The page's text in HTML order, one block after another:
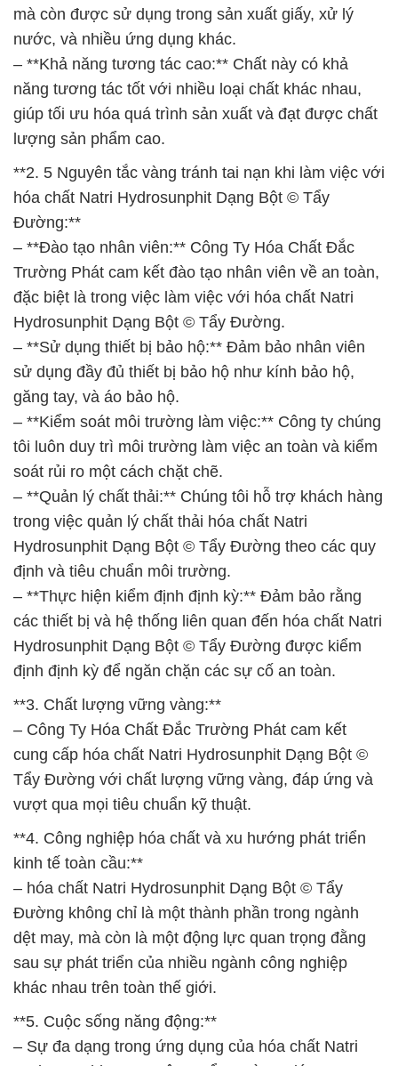
mà còn được sử dụng trong sản xuất giấy, xử lý
nước, và nhiều ứng dụng khác.
– **Khả năng tương tác cao:** Chất này có khả
năng tương tác tốt với nhiều loại chất khác nhau,
giúp tối ưu hóa quá trình sản xuất và đạt được chất
lượng sản phẩm cao.
**2. 5 Nguyên tắc vàng tránh tai nạn khi làm việc với
hóa chất Natri Hydrosunphit Dạng Bột © Tẩy
Đường:**
– **Đào tạo nhân viên:** Công Ty Hóa Chất Đắc
Trường Phát cam kết đào tạo nhân viên về an toàn,
đặc biệt là trong việc làm việc với hóa chất Natri
Hydrosunphit Dạng Bột © Tẩy Đường.
– **Sử dụng thiết bị bảo hộ:** Đảm bảo nhân viên
sử dụng đầy đủ thiết bị bảo hộ như kính bảo hộ,
găng tay, và áo bảo hộ.
– **Kiểm soát môi trường làm việc:** Công ty chúng
tôi luôn duy trì môi trường làm việc an toàn và kiểm
soát rủi ro một cách chặt chẽ.
– **Quản lý chất thải:** Chúng tôi hỗ trợ khách hàng
trong việc quản lý chất thải hóa chất Natri
Hydrosunphit Dạng Bột © Tẩy Đường theo các quy
định và tiêu chuẩn môi trường.
– **Thực hiện kiểm định định kỳ:** Đảm bảo rằng
các thiết bị và hệ thống liên quan đến hóa chất Natri
Hydrosunphit Dạng Bột © Tẩy Đường được kiểm
định định kỳ để ngăn chặn các sự cố an toàn.
**3. Chất lượng vững vàng:**
– Công Ty Hóa Chất Đắc Trường Phát cam kết
cung cấp hóa chất Natri Hydrosunphit Dạng Bột ©
Tẩy Đường với chất lượng vững vàng, đáp ứng và
vượt qua mọi tiêu chuẩn kỹ thuật.
**4. Công nghiệp hóa chất và xu hướng phát triển
kinh tế toàn cầu:**
– hóa chất Natri Hydrosunphit Dạng Bột © Tẩy
Đường không chỉ là một thành phần trong ngành
dệt may, mà còn là một động lực quan trọng đằng
sau sự phát triển của nhiều ngành công nghiệp
khác nhau trên toàn thế giới.
**5. Cuộc sống năng động:**
– Sự đa dạng trong ứng dụng của hóa chất Natri